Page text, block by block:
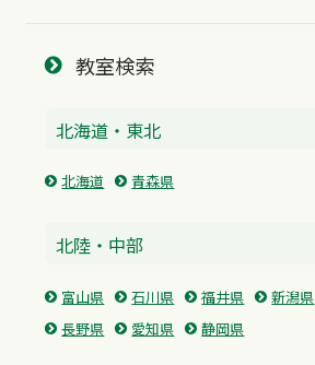
教室検索
北海道・東北
北海道 青森県
北陸・中部
富山県 石川県 福井県 新潟県
長野県
愛知県 静岡県